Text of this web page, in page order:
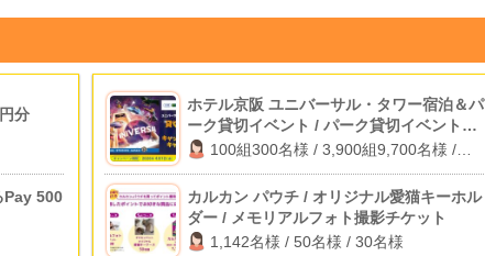
分
Pay 500
ホテル京阪 ユニバーサル・タワー宿泊＆パ
ーク貸切イベント / パーク貸切イベント招
待 / 1万円キャッシュバック
100組300名様 / 3,900組9,700名様 /
2,000名様
カルカン パウチ / オリジナル愛猫キーホル
ダー / メモリアルフォト撮影チケット
1,142名様 / 50名様 / 30名様